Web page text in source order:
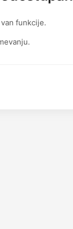
funkcije.